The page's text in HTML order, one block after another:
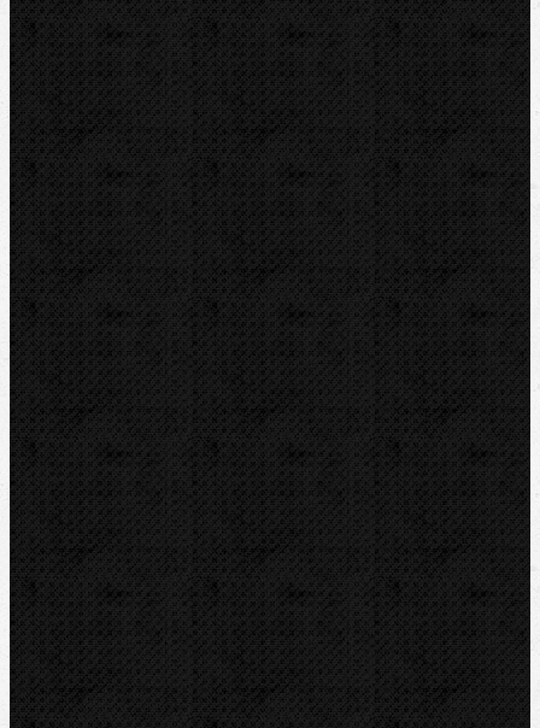
VIRAX
LEISTER
CBC
KEMPER
Guilbert EXPRESS
ZENTEN
DYTRON
KNIPEX
LOXEAL